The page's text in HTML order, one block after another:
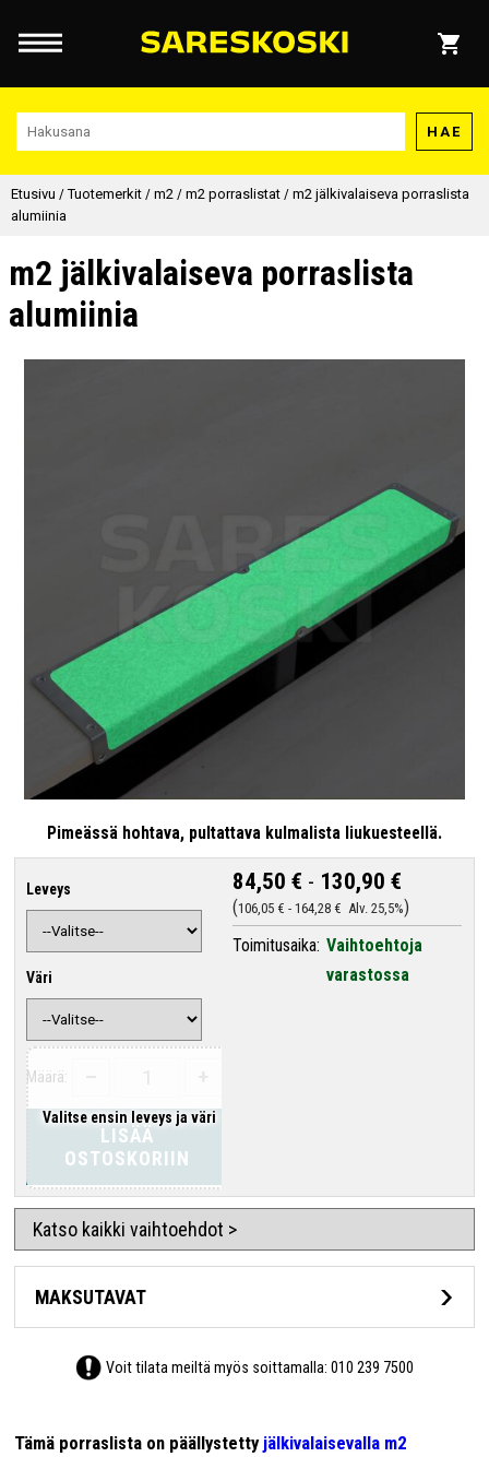
HAE
Etusivu /Tuotemerkit / m2 / m2 porraslistat / m2 jälkivalaiseva porraslista
alumiinia
m2 jälkivalaiseva porraslista
alumiinia
Pimeässä hohtava, pultattava kulmalista liukuesteellä.
Leveys
Väri
Valitse ensin leveys ja väri
Määrä:
LISÄÄ
OSTOSKORIIN
84,50 € - 130,90 €
106,05 € -164,28 € Alv. 25,5%
Toimitusaika: Vaihtoehtoja
varastossa
Katso kaikki vaihtoehdot >
MAKSUTAVAT
Voit tilata meiltä myös soittamalla:010 239 7500
Tämä porraslista on päällystetty jälkivalaisevalla m2